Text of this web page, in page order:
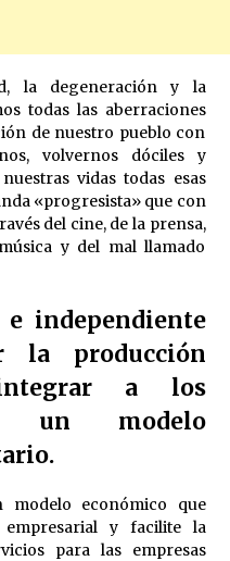
la degeneración y la
todas las aberraciones
de nuestro pueblo con
volvernos dóciles y
vidas todas esas
«progresista» que con
del cine, de la prensa,
y del mal llamado
e independiente
la producción
a los
un modelo
modelo económico que
y facilite la
para las empresas